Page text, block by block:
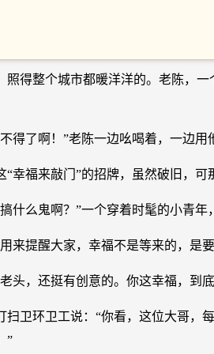
照得整个城市都暖洋洋的。老陈，
得了啊！”老陈一边吆喝着，一边
幸福来敲门”的招牌，虽然破旧，可
什么鬼啊？”一个穿着时髦的小青年
来提醒大家，幸福不是等来的，是
头，还挺有创意的。你这幸福，到
卫环卫工说：“你看，这位大哥
”